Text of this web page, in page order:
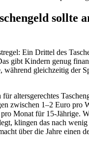
sollte
Ein Drittel des
gibt Kindern genug
während gleichzeitig der
altersgerechtes
zwischen 1–2 Euro pro
Monat für 15-Jährige.
klingen das nach wenig
über die Jahre einen